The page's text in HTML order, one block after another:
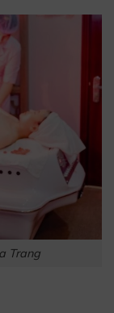
Trang